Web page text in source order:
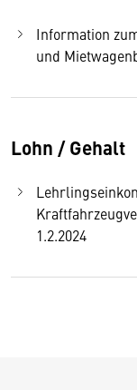
Information
und
Lohn / Gehalt
1.2.2024